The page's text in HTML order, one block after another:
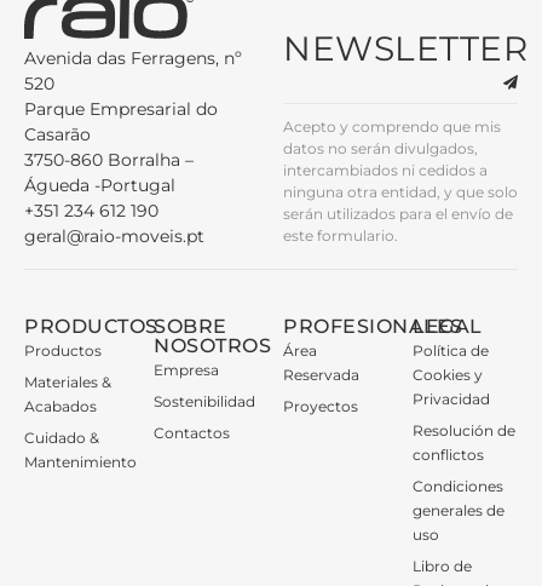
Avenida das Ferragens, nº
520
Parque Empresarial do
Casarão
3750-860 Borralha –
Águeda -Portugal
+351 234 612 190
geral@raio-moveis.pt
NEWSLETTER
Acepto y comprendo que mis
datos no serán divulgados,
intercambiados ni cedidos a
ninguna otra entidad, y que solo
serán utilizados para el envío de
este formulario.
PRODUCTOS
Productos
Materiales &
Acabados
Cuidado &
Mantenimiento
SOBRE
NOSOTROS
Empresa
Sostenibilidad
Contactos
PROFESIONALES
Área
Reservada
Proyectos
LEGAL
Política de
Cookies y
Privacidad
Resolución de
conflictos
Condiciones
generales de
uso
Libro de